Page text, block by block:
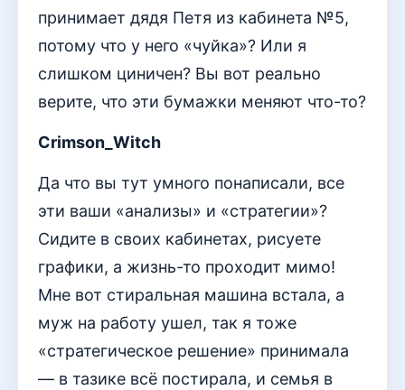
принимает дядя Петя из кабинета №5,
потому что у него «чуйка»? Или я
слишком циничен? Вы вот реально
верите, что эти бумажки меняют что-то?
Crimson_Witch
Да что вы тут умного понаписали, все
эти ваши «анализы» и «стратегии»?
Сидите в своих кабинетах, рисуете
графики, а жизнь-то проходит мимо!
Мне вот стиральная машина встала, а
муж на работу ушел, так я тоже
«стратегическое решение» принимала
— в тазике всё постирала, и семья в